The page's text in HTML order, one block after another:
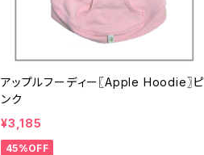
アップルフーディー〖Apple Hoodie〗ピ
ンク
¥3,185
45%OFF